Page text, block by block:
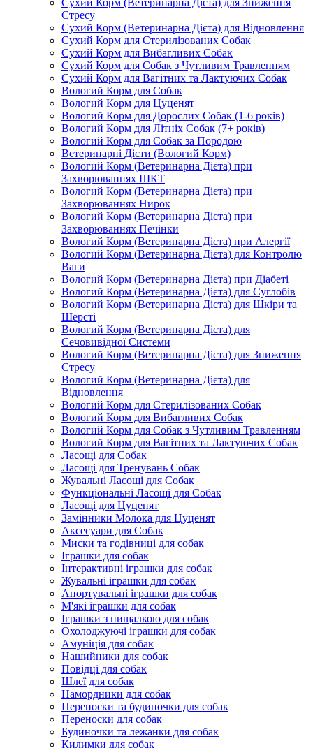
Сухий Корм (Ветеринарна Дієта) для Зниження
Стресу
Сухий Корм (Ветеринарна Дієта) для Відновлення
Сухий Корм для Стерилізованих Собак
Сухий Корм для Вибагливих Собак
Сухий Корм для Собак з Чутливим Травленням
Сухий Корм для Вагітних та Лактуючих Собак
Вологий Корм для Собак
Вологий Корм для Цуценят
Вологий Корм для Дорослих Собак (1-6 років)
Вологий Корм для Літніх Собак (7+ років)
Вологий Корм для Собак за Породою
Ветеринарні Дієти (Вологий Корм)
Вологий Корм (Ветеринарна Дієта) при
Захворюваннях ШКТ
Вологий Корм (Ветеринарна Дієта) при
Захворюваннях Нирок
Вологий Корм (Ветеринарна Дієта) при
Захворюваннях Печінки
Вологий Корм (Ветеринарна Дієта) при Алергії
Вологий Корм (Ветеринарна Дієта) для Контролю
Ваги
Вологий Корм (Ветеринарна Дієта) при Діабеті
Вологий Корм (Ветеринарна Дієта) для Суглобів
Вологий Корм (Ветеринарна Дієта) для Шкіри та
Шерсті
Вологий Корм (Ветеринарна Дієта) для
Сечовивідної Системи
Вологий Корм (Ветеринарна Дієта) для Зниження
Стресу
Вологий Корм (Ветеринарна Дієта) для
Відновлення
Вологий Корм для Стерилізованих Собак
Вологий Корм для Вибагливих Собак
Вологий Корм для Собак з Чутливим Травленням
Вологий Корм для Вагітних та Лактуючих Собак
Ласощі для Собак
Ласощі для Тренувань Собак
Жувальні Ласощі для Собак
Функціональні Ласощі для Собак
Ласощі для Цуценят
Замінники Молока для Цуценят
Аксесуари для Собак
Миски та годівниці для собак
Іграшки для собак
Інтерактивні іграшки для собак
Жувальні іграшки для собак
Апортувальні іграшки для собак
М'які іграшки для собак
Іграшки з пищалкою для собак
Охолоджуючі іграшки для собак
Амуніція для собак
Нашийники для собак
Повідці для собак
Шлеї для собак
Намордники для собак
Переноски та будиночки для собак
Переноски для собак
Будиночки та лежанки для собак
Килимки для собак